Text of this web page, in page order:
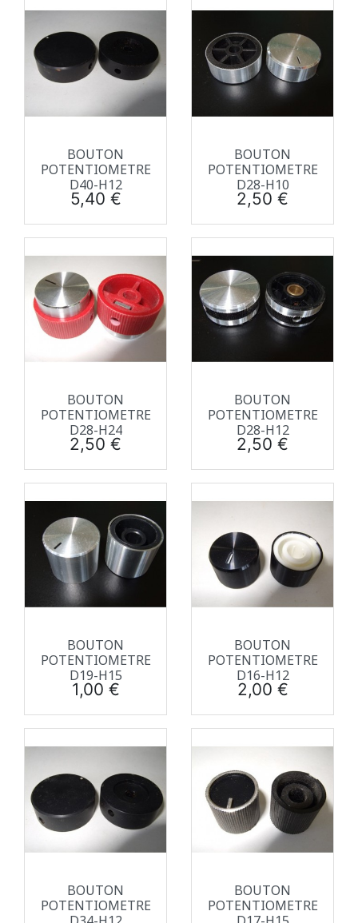
BOUTON
POTENTIOMETRE
D40-H12
Prix
5,40 €
BOUTON
POTENTIOMETRE
D28-H10
Prix
2,50 €
BOUTON
POTENTIOMETRE
D28-H24
Prix
2,50 €
BOUTON
POTENTIOMETRE
D28-H12
Prix
2,50 €
BOUTON
POTENTIOMETRE
D19-H15
Prix
1,00 €
BOUTON
POTENTIOMETRE
D16-H12
Prix
2,00 €
BOUTON
POTENTIOMETRE
BOUTON
POTENTIOMETRE